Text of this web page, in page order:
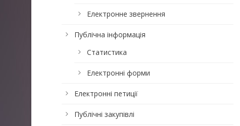
Електронне звернення
Публічна інформація
Статистика
Електронні форми
Електронні петиції
Публічні закупівлі